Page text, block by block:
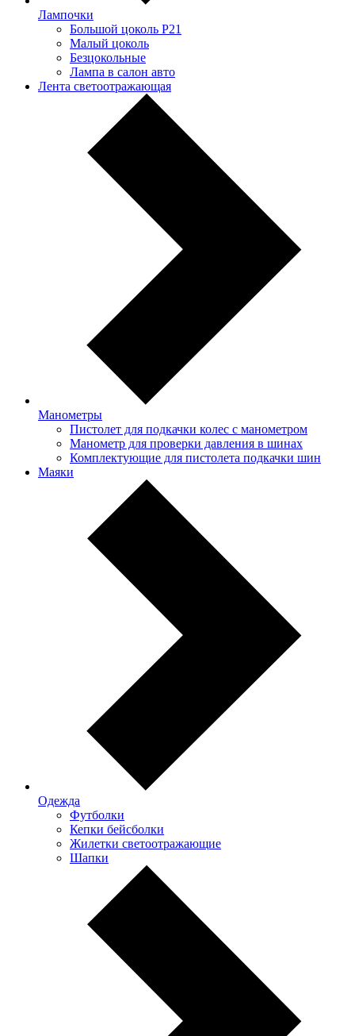
Лампочки
Большой цоколь P21
Малый цоколь
Безцокольные
Лампа в салон авто
Лента светоотражающая
Манометры
Пистолет для подкачки колес с манометром
Манометр для проверки давления в шинах
Комплектующие для пистолета подкачки шин
Маяки
Одежда
Футболки
Кепки бейсболки
Жилетки светоотражающие
Шапки